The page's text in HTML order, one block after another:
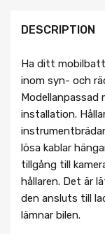
DESCRIPTION
Ha ditt
inom syn- och
installation.
lösa kablar
tillgång till
hållaren. Det är
den ansluts till
lämnar bilen.